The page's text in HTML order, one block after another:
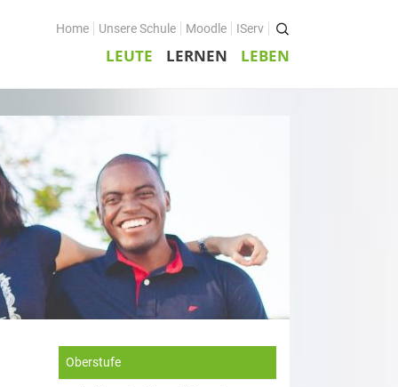
Home Unsere Schule Moodle IServ
LEUTE LERNEN LEBEN
Oberstufe